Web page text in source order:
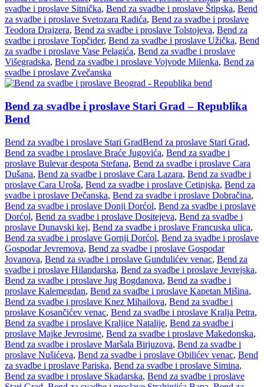
svadbe i proslave Sitnička, Bend za svadbe i proslave Štipska, Bend
za svadbe i proslave Svetozara Radića, Bend za svadbe i proslave
Teodora Drajzera, Bend za svadbe i proslave Tolstojeva, Bend za
svadbe i proslave Topčider, Bend za svadbe i proslave Užička, Bend
za svadbe i proslave Vase Pelagića, Bend za svadbe i proslave
Višegradska, Bend za svadbe i proslave Vojvode Milenka, Bend za
svadbe i proslave Zvečanska
Bend za svadbe i proslave Stari Grad – Republika
Bend
Bend za svadbe i proslave Stari GradBend za proslave Stari Grad,
Bend za svadbe i proslave Braće Jugovića, Bend za svadbe i
proslave Bulevar despota Stefana, Bend za svadbe i proslave Cara
Dušana, Bend za svadbe i proslave Cara Lazara, Bend za svadbe i
proslave Cara Uroša, Bend za svadbe i proslave Cetinjska, Bend za
svadbe i proslave Dečanska, Bend za svadbe i proslave Dobračina,
Bend za svadbe i proslave Donji Dorćol, Bend za svadbe i proslave
Dorćol, Bend za svadbe i proslave Dositejeva, Bend za svadbe i
proslave Dunavski kej, Bend za svadbe i proslave Francuska ulica,
Bend za svadbe i proslave Gornji Dorćol, Bend za svadbe i proslave
Gospodar Jevremova, Bend za svadbe i proslave Gospodar
Jovanova, Bend za svadbe i proslave Gundulićev venac, Bend za
svadbe i proslave Hilandarska, Bend za svadbe i proslave Jevrejska,
Bend za svadbe i proslave Jug Bogdanova, Bend za svadbe i
proslave Kalemegdan, Bend za svadbe i proslave Kapetan Mišina,
Bend za svadbe i proslave Knez Mihailova, Bend za svadbe i
proslave Kosančićev venac, Bend za svadbe i proslave Kralja Petra,
Bend za svadbe i proslave Kraljice Natalije, Bend za svadbe i
proslave Majke Jevrosime, Bend za svadbe i proslave Makedonska,
Bend za svadbe i proslave Maršala Birjuzova, Bend za svadbe i
proslave Nušićeva, Bend za svadbe i proslave Obilićev venac, Bend
za svadbe i proslave Pariska, Bend za svadbe i proslave Simina,
Bend za svadbe i proslave Skadarska, Bend za svadbe i proslave